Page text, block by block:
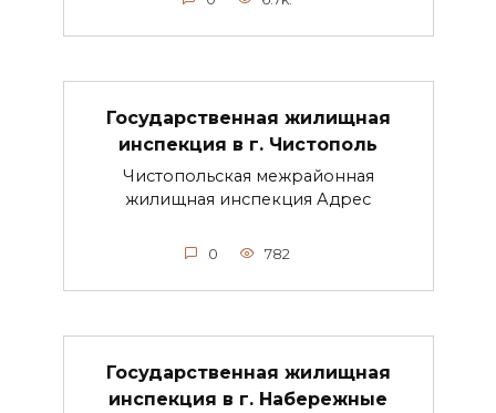
Государственная жилищная
инспекция в г. Чистополь
Чистопольская межрайонная
жилищная инспекция Адрес
0 782
Государственная жилищная
инспекция в г. Набережные